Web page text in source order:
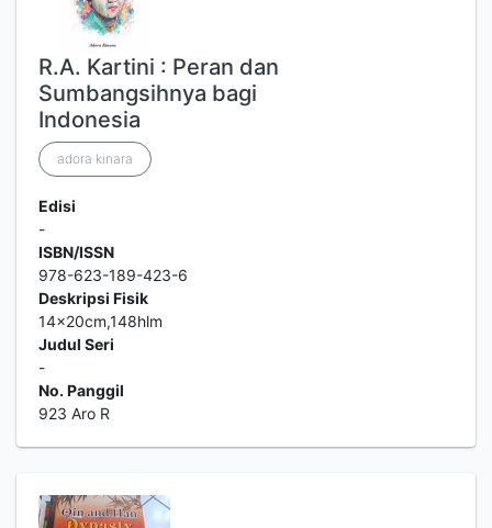
R.A. Kartini : Peran dan
Sumbangsihnya bagi
Indonesia
adora kinara
Edisi
-
ISBN/ISSN
978-623-189-423-6
Deskripsi Fisik
14x20cm,148hlm
Judul Seri
-
No. Panggil
923 Aro R